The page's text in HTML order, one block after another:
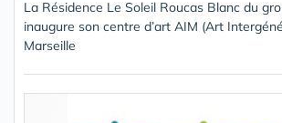
La Résidence Le Soleil Roucas Blanc du
inaugure son centre d’art AIM (Art
Marseille